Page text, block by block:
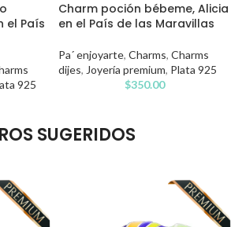
el País
925
Charm poción bébeme, Alicia
en el País de las Maravillas
Pa´ enjoyarte, Charms, Charms
dijes, Joyería premium, Plata 925
$350.00
SUGERIDOS